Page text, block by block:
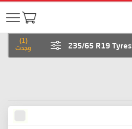
(
1
)
وجدت
235/65 R19 Tyres